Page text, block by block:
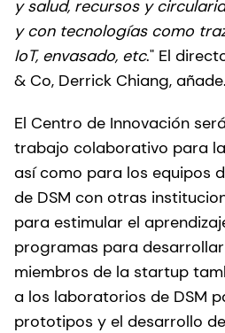
y salud, recursos y
y con tecnologías como
IoT, envasado, etc." El
& Co, Derrick Chiang, añade.
El Centro de Innovación
trabajo colaborativo para
así como para los equipos
de DSM con otras
para estimular el
programas para
miembros de la startup
a los laboratorios de DSM
prototipos y el desarrollo